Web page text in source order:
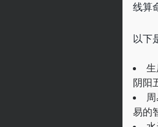
线算
以下
阴阳
易的